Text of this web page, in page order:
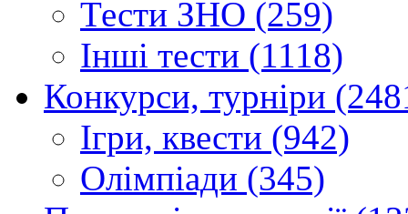
Тести ЗНО (259)
Інші тести (1118)
Конкурси, турніри
Ігри, квести (942)
Олімпіади (345)